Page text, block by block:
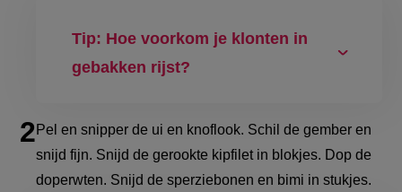
Tip: Hoe voorkom je klonten in
gebakken rijst?
Pel en snipper de ui en knoflook. Schil de gember en
snijd fijn. Snijd de gerookte kipfilet in blokjes. Dop de
doperwten. Snijd de sperziebonen en bimi in stukjes.